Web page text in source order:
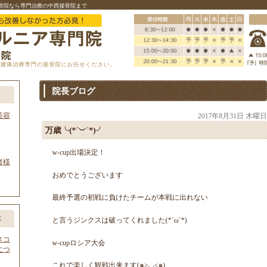
院なら専門治療の中西接骨院まで
痛治療専門の接骨院にお任せください。
院長ブログ
2017年8月31日 木曜日
万歳╰(*´︶`*)╯
w-cup出場決定！
おめでとうございます
最終予選の初戦に負けたチームが本戦に出れない
と言うジンクスは破ってくれました(*´ω`*)
w-cupロシア大会
これで楽しく観戦出来ます(๑>◡<๑)
容
様
コ
つ